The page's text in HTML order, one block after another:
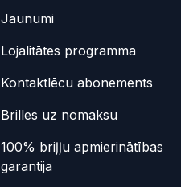
Jaunumi
Lojalitātes programma
Kontaktlēcu abonements
Brilles uz nomaksu
100% briļļu apmierinātības
garantija